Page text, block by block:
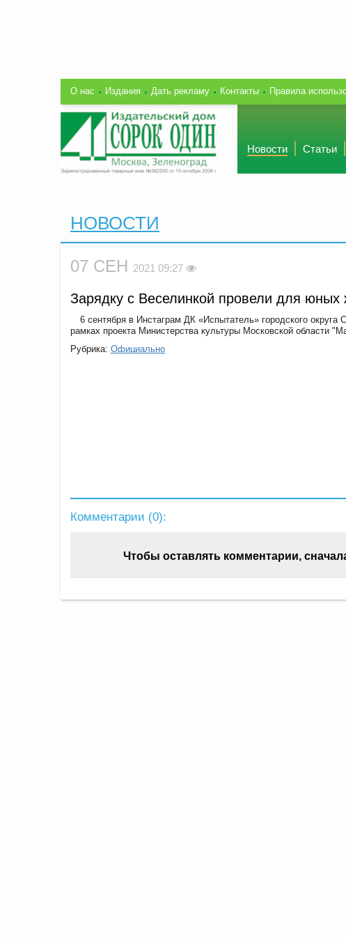
О нас Издания Дать рекламу Контакты Правила
Новости Статьи
НОВОСТИ
07 СЕН 2021 09:27
Зарядку с Веселинкой провели для юных
6 сентября в Инстаграм ДК «Испытатель» городского
рамках проекта Министерства культуры Московской области
Рубрика: Официально
Комментарии (0):
Чтобы оставлять комментарии,